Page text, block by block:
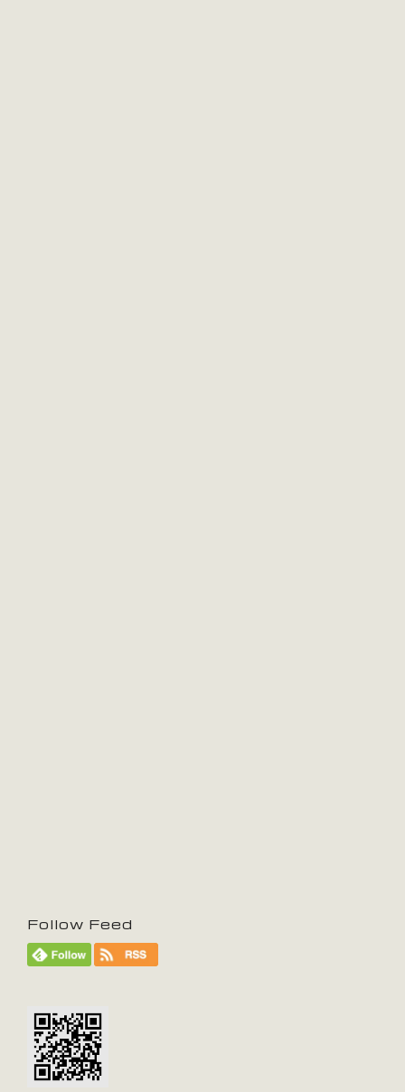
Follow Feed